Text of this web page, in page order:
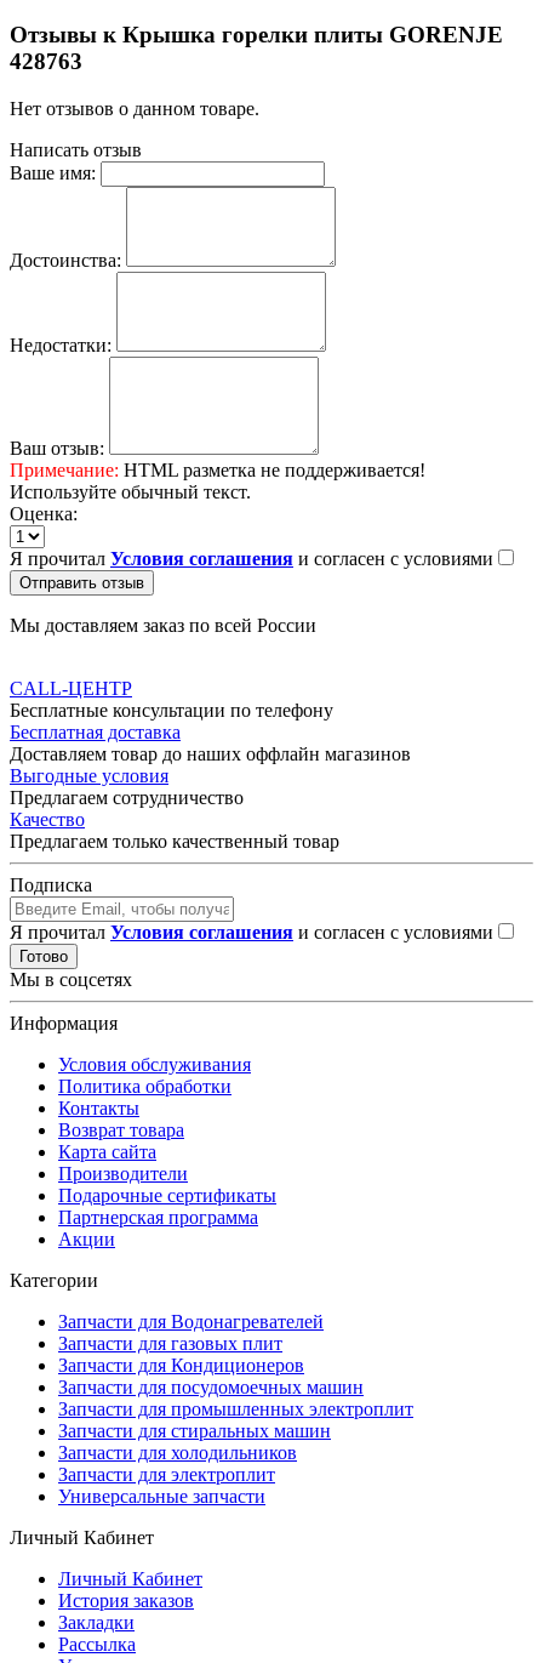
Отзывы к Крышка горелки плиты GORENJE
428763
Нет отзывов о данном товаре.
Написать отзыв
Ваше имя:
Достоинства:
Недостатки:
Ваш отзыв:
Примечание: HTML разметка не поддерживается!
Используйте обычный текст.
Оценка:
Я прочитал Условия соглашения и согласен с условиями
Отправить отзыв
Мы доставляем заказ по всей России
CALL-ЦЕНТР
Бесплатные консультации по телефону
Бесплатная доставка
Доставляем товар до наших оффлайн магазинов
Выгодные условия
Предлагаем сотрудничество
Качество
Предлагаем только качественный товар
Подписка
Я прочитал Условия соглашения и согласен с условиями
Готово
Мы в соцсетях
Информация
Условия обслуживания
Политика обработки
Контакты
Возврат товара
Карта сайта
Производители
Подарочные сертификаты
Партнерская программа
Акции
Категории
Запчасти для Водонагревателей
Запчасти для газовых плит
Запчасти для Кондиционеров
Запчасти для посудомоечных машин
Запчасти для промышленных электроплит
Запчасти для стиральных машин
Запчасти для холодильников
Запчасти для электроплит
Универсальные запчасти
Личный Кабинет
Личный Кабинет
История заказов
Закладки
Рассылка